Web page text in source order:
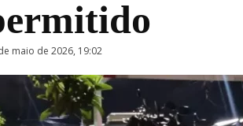
maio de 2026, 19:02